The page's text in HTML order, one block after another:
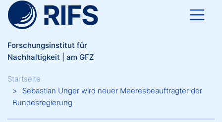
Direkt zum Inhalt
Forschungsinstitut für
Nachhaltigkeit | am GFZ
Breadcrumb
Startseite
Sebastian Unger wird neuer Meeresbeauftragter der
Bundesregierung